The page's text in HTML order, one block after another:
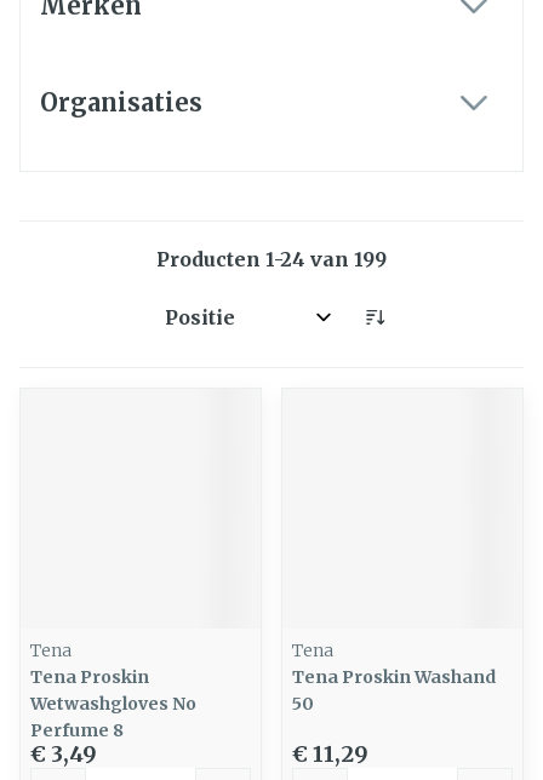
Organisaties
Producten 1-24 van 199
Sorteer op:
Tena
Tena Proskin
Wetwashgloves No
Perfume 8
€ 3,49
Tena
Tena Proskin Washand
50
€ 11,29